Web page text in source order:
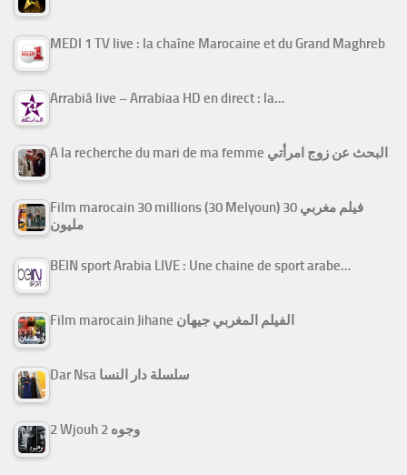
MEDI 1 TV live : la chaîne Marocaine et du Grand Maghreb
Arrabiâ live – Arrabiaa HD en direct : la…
A la recherche du mari de ma femme البحث عن زوج امرأتي
Film marocain 30 millions (30 Melyoun) فيلم مغربي 30
مليون
BEIN sport Arabia LIVE : Une chaine de sport arabe…
Film marocain Jihane الفيلم المغربي جيهان
Dar Nsa سلسلة دار النسا
2 Wjouh 2 وجوه